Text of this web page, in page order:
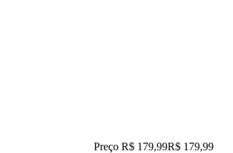
Preço R$ 179,99R$ 179,99